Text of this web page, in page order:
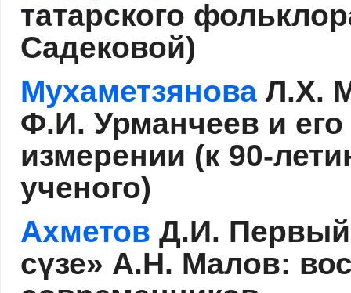
татарского
Садековой)
Мухаметзянова Л.Х.
Ф.И. Урманчеев и
измерении (к 90-
ученого)
Ахметов Д.И. Первый
сүзе» А.Н. Малов: